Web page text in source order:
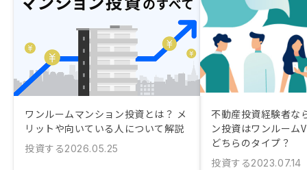
ワンルームマンション投資とは？ メ
リットや向いている人について解説
投資する2026.05.25
不動産投資経験者な
ン投資はワンルーム
どちらのタイプ？
投資する2023.07.14